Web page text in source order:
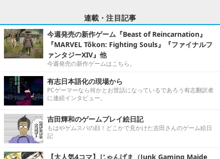
Sponsored by
連載・注目記事
今週発売の新作ゲーム『Beast of Reincarnation』
『MARVEL Tōkon: Fighting Souls』『ファイナルフ
ァンタジーXIV』他
有志日本語化の現場から
PCゲーマーなら何かとお世話になっているであろう有志翻訳者